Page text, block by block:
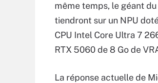
même temps, le géant
tiendront sur un NPU
CPU Intel Core Ultra 7
RTX 5060 de 8 Go de
La réponse actuelle de